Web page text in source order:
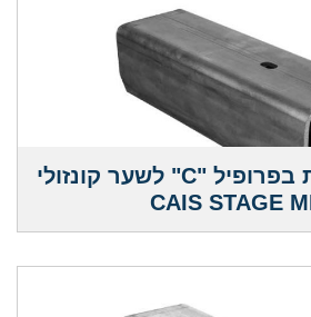
מסילה קונזולית בפרופיל "C" לשער קונזולי